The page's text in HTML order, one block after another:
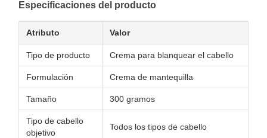
Especificaciones del producto
Atributo Valor
Tipo de producto Crema para blanquear el cabello
Formulación Crema de mantequilla
Tamaño 300 gramos
Tipo de cabello
objetivo
Todos los tipos de cabello